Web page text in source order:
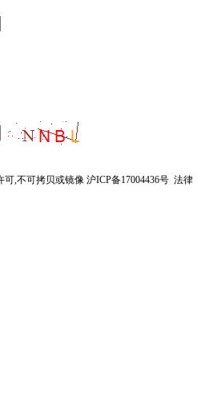
可,不可拷贝或镜像 沪ICP备17004436号 法律